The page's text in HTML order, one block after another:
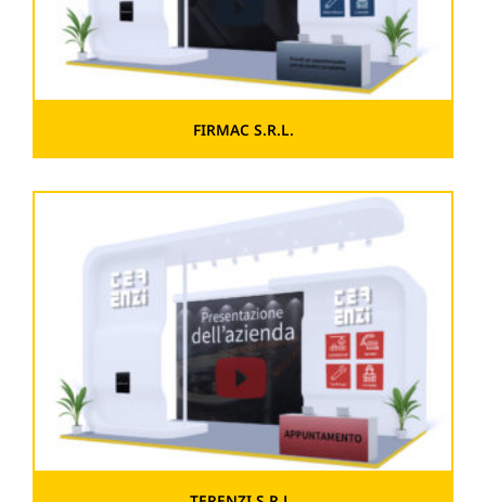
FIRMAC S.R.L.